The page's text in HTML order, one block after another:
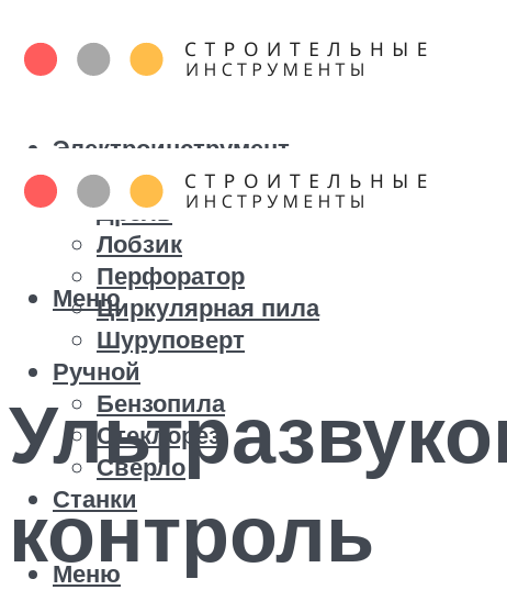
Электроинструмент
Болгарка
Дрель
Лобзик
Перфоратор
Циркулярная пила
Шуруповерт
Ручной
Бензопила
Стеклорез
Сверло
Станки
Меню
Меню
контроль